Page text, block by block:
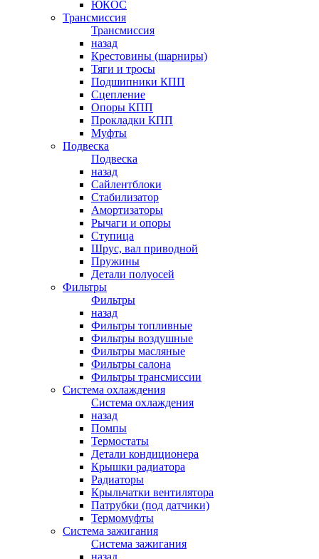
ЮКОС
Трансмиссия
Трансмиссия
назад
Крестовины (шарниры)
Тяги и тросы
Подшипники КПП
Сцепление
Опоры КПП
Прокладки КПП
Муфты
Подвеска
Подвеска
назад
Сайлентблоки
Стабилизатор
Амортизаторы
Рычаги и опоры
Ступица
Шрус, вал приводной
Пружины
Детали полуосей
Фильтры
Фильтры
назад
Фильтры топливные
Фильтры воздушные
Фильтры масляные
Фильтры салона
Фильтры трансмиссии
Система охлаждения
Система охлаждения
назад
Помпы
Термостаты
Детали кондиционера
Крышки радиатора
Радиаторы
Крыльчатки вентилятора
Патрубки (под датчики)
Термомуфты
Система зажигания
Система зажигания
назад